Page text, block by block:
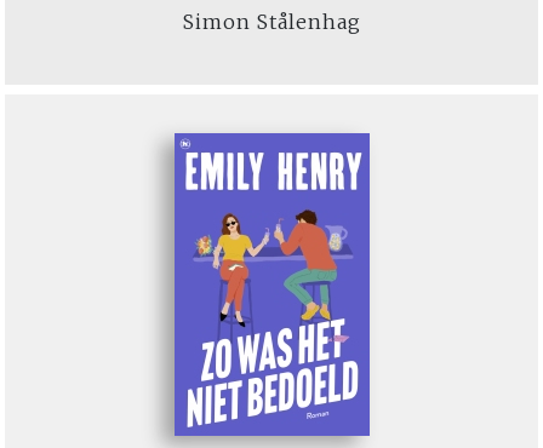
Simon Stålenhag